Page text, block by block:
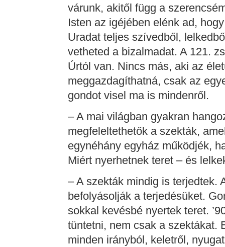
várunk, akitől függ a
Isten az igéjében elénk ad,
Uradat teljes szívedből,
vetheted a bizalmadat. A 121.
Úrtól van. Nincs más, aki az
meggazdagíthatná, csak az
gondot visel ma is mindenről.
– A mai világban gyakran
megfeleltethetők a szekták,
egynéhány egyház működjék,
Miért nyerhetnek teret – és
– A szekták mindig is terjedtek.
befolyásolják a terjedésüket.
sokkal kevésbé nyertek teret.
tüntetni, nem csak a szektákat.
minden irányból, keletről,